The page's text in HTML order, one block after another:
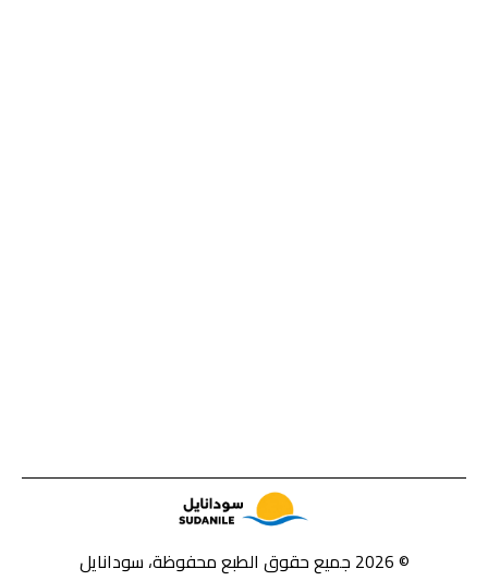
© 2026 جميع حقوق الطبع محفوظة، سودانايل